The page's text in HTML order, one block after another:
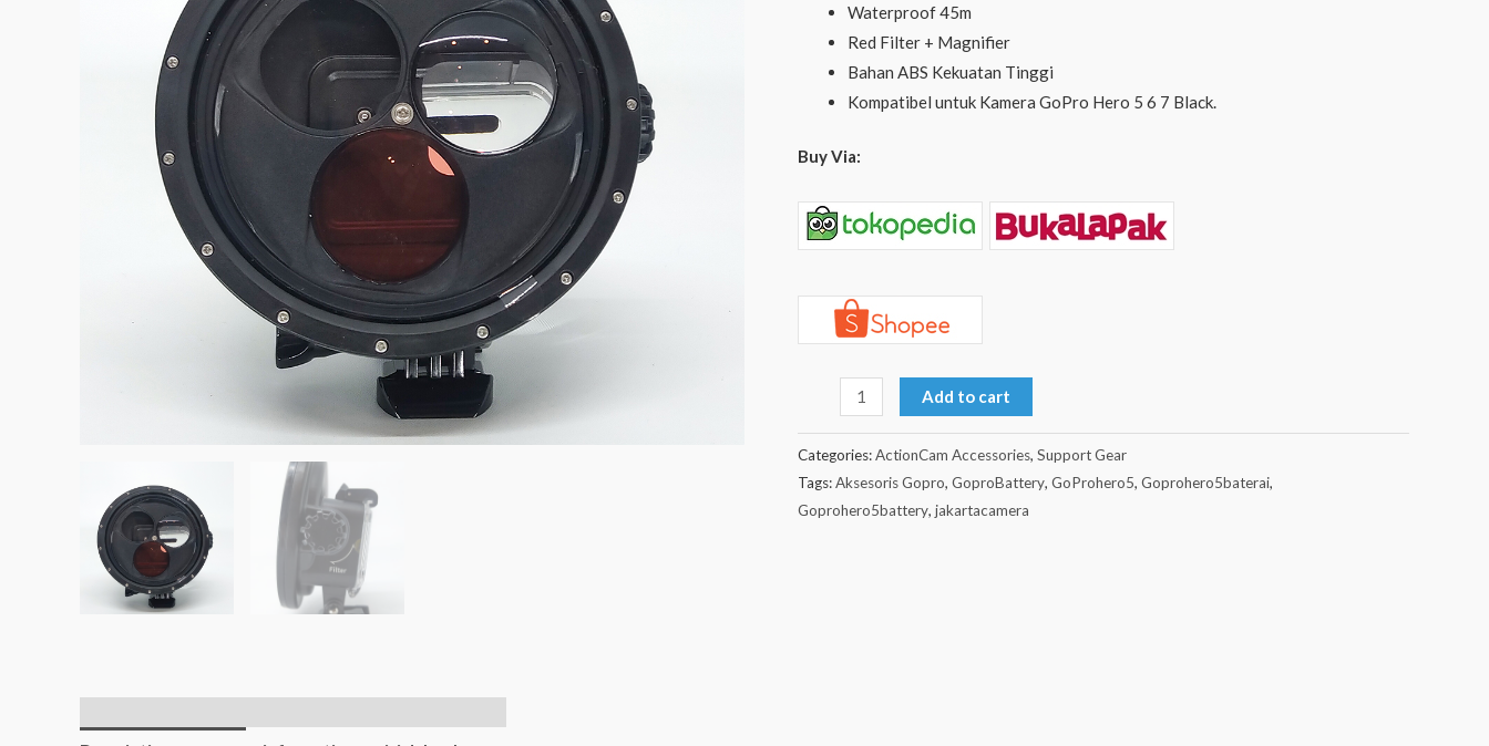
Waterproof 45m
Red Filter + Magnifier
Bahan ABS Kekuatan Tinggi
Kompatibel untuk Kamera GoPro Hero 5 6 7 Black.
Buy Via:
Magnifier
quantity
Add to cart
Categories:ActionCam Accessories, Support Gear
Tags:Aksesoris Gopro, GoproBattery, GoProhero5, Goprohero5baterai,
Goprohero5battery, jakartacamera